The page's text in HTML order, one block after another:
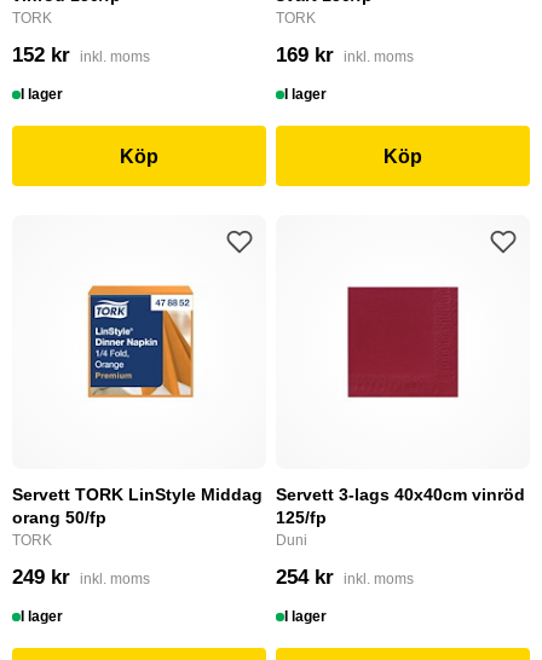
TORK
152 kr inkl. moms
I lager
Köp
TORK
169 kr inkl. moms
I lager
Köp
Servett TORK LinStyle Middag
orang 50/fp
TORK
249 kr inkl. moms
I lager
Servett 3-lags 40x40cm vinröd
125/fp
Duni
254 kr inkl. moms
I lager